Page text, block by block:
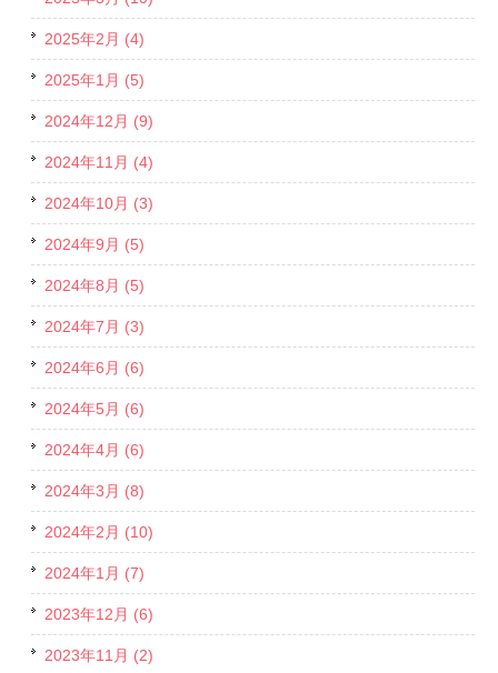
2025年2月 (4)
2025年1月 (5)
2024年12月 (9)
2024年11月 (4)
2024年10月 (3)
2024年9月 (5)
2024年8月 (5)
2024年7月 (3)
2024年6月 (6)
2024年5月 (6)
2024年4月 (6)
2024年3月 (8)
2024年2月 (10)
2024年1月 (7)
2023年12月 (6)
2023年11月 (2)